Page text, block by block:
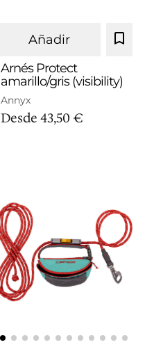
XXS
Añadir
Arnés Protect
amarillo/gris (visibility)
Annyx
Desde43,50 €